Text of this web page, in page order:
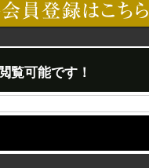
覧可能です！